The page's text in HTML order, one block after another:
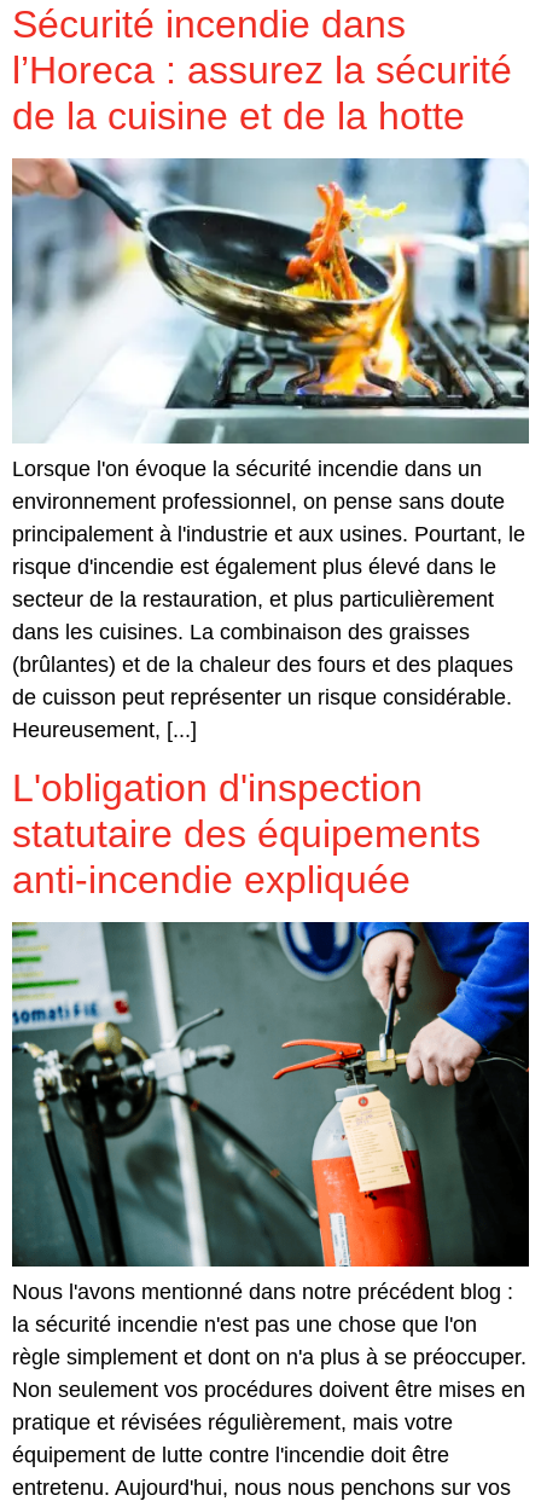
Sécurité incendie dans
l’Horeca : assurez la sécurité
de la cuisine et de la hotte
Lorsque l'on évoque la sécurité incendie dans un
environnement professionnel, on pense sans doute
principalement à l'industrie et aux usines. Pourtant, le
risque d'incendie est également plus élevé dans le
secteur de la restauration, et plus particulièrement
dans les cuisines. La combinaison des graisses
(brûlantes) et de la chaleur des fours et des plaques
de cuisson peut représenter un risque considérable.
Heureusement, [...]
L'obligation d'inspection
statutaire des équipements
anti-incendie expliquée
Nous l'avons mentionné dans notre précédent blog :
la sécurité incendie n'est pas une chose que l'on
règle simplement et dont on n'a plus à se préoccuper.
Non seulement vos procédures doivent être mises en
pratique et révisées régulièrement, mais votre
équipement de lutte contre l'incendie doit être
entretenu. Aujourd'hui, nous nous penchons sur vos